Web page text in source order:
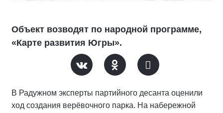
Объект возводят по народной программе,
«Карте развития Югры».
В Радужном эксперты партийного десанта оценили
ход создания верёвочного парка. На набережной